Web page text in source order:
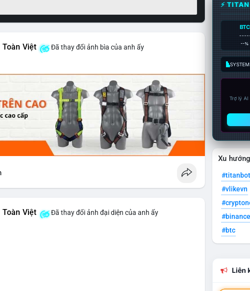
Toàn Việt Đã thay đổi ảnh bìa của anh ấy
Toàn Việt Đã thay đổi ảnh đại diện của anh ấy
⚡
BTC
--%
Trợ lý
Xu
#titanbot
#vlikevn
#btc
Liên